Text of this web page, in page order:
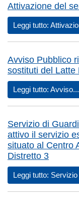
Attivazione del
Leggi tutto:
Avviso Pubblico
sostituti del Latte
Leggi tutto: Avviso...
Servizio di
attivo il servizio
situato al Centro
Distretto 3
Leggi tutto: Servizio